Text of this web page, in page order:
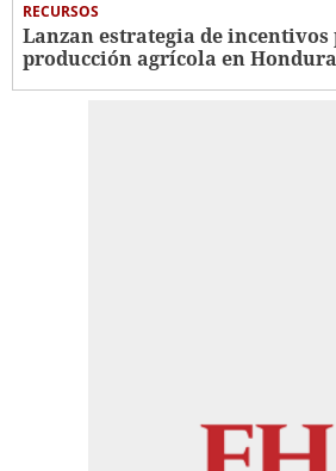
RECURSOS
Lanzan estrategia de
producción agrícola en